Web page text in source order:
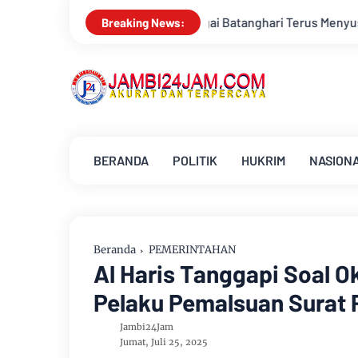
Breaking News:
Batanghari Terus Menyusut, Jambi Hadapi Ancaman
BERANDA POLITIK HUKRIM
Beranda PEMERINTAHAN
Al Haris Tanggapi Soal
Pelaku Pemalsuan Surat
Jambi24Jam
Jumat, Juli 25, 2025